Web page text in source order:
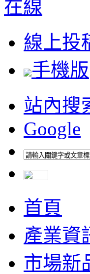
線上投
手機版
站內搜
Google
首頁
產業資
市場新